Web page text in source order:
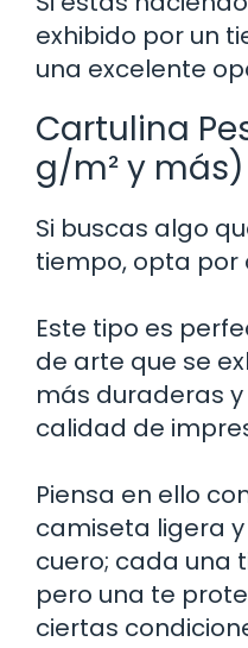
exhibido por un
una excelente
Cartulina
g/m² y más)
Si buscas algo
tiempo, opta por
Este tipo es
de arte que se
más duraderas
calidad de
Piensa en ello
camiseta ligera
cuero; cada una
pero una te
ciertas